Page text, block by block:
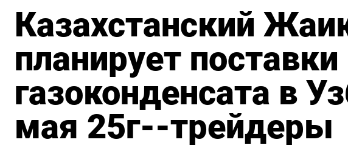
Казахстанский
планирует поставки
газоконденсата в
мая 25г--трейдеры